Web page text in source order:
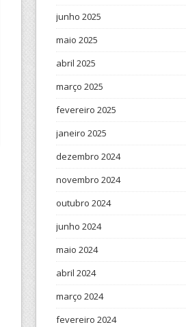
junho 2025
maio 2025
abril 2025
março 2025
fevereiro 2025
janeiro 2025
dezembro 2024
novembro 2024
outubro 2024
junho 2024
maio 2024
abril 2024
março 2024
fevereiro 2024